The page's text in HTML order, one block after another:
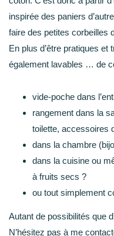
inspirée des paniers
faire des petites corbeilles
En plus d’être pratiques
également lavables … de
vide-poche dans
rangement dans la
toilette, accessoires
dans la chambre
dans la cuisine ou
à fruits secs ?
ou tout simplement
Autant de possibilités que
N’hésitez pas à me